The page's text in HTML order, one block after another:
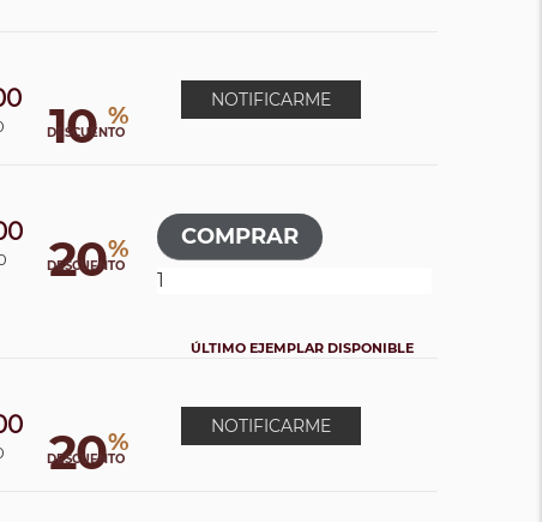
10 %
DESCUENTO
NOTIFICARME
20%
DESCUENTO
ÚLTIMO EJEMPLAR DISPONIBLE
20%
DESCUENTO
NOTIFICARME